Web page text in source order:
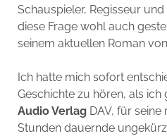
Schauspieler, Regisseur
diese Frage wohl auch
seinem aktuellen Roman
Ich hatte mich sofort
Geschichte zu hören, als ich
Audio VerlagDAV, für seine
Stunden dauernde